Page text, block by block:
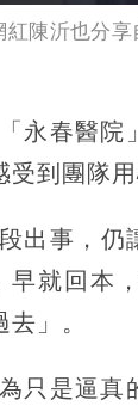
陳沂也分
永春醫
到團隊
出事，
就回本
」。
只是逼